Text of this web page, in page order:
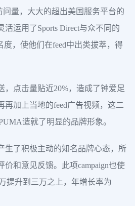
问量，大大的超出美国服务平台的
运用了Sports Direct与众不同的
度，使他们在feed中出类拔萃，得
，点击量贴近20%，造成了钟爱足
再加上当地的feed广告视频，这二
造就了明显的品牌形象。
生了积极主动的知名品牌心态，所
价和意见反馈。此项campaign也使
提升到三万之上，年增长率为